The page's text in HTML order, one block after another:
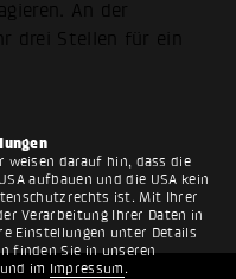
weisen darauf hin, dass die
aufbauen und die USA kein
ist. Mit Ihrer
Verarbeitung Ihrer Daten in
Einstellungen unter Details
finden Sie in unseren
und im Impressum .
An der
drei Stellen für ein